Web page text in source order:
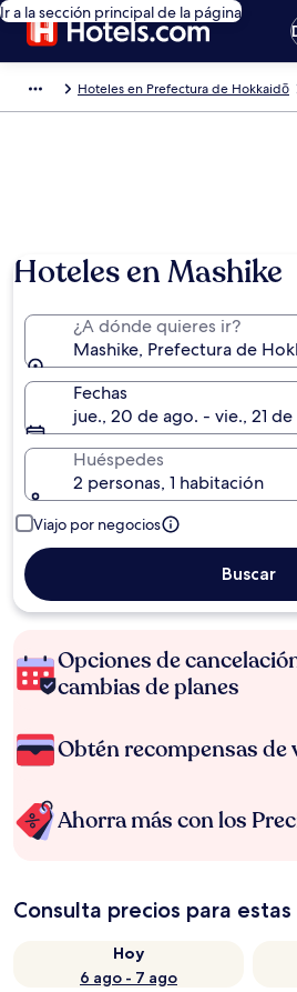
Ir a la sección principal de la página
Hoteles en Prefectura de Hokkaidō
Hoteles en Mashike
¿A dónde quieres ir?
Mashike, Prefectura de
Fechas
jue., 20 de ago. - vie., 21 de
Huéspedes
2 personas, 1 habitación
Viajo por negocios
Buscar
Opciones de
cambias de planes
Obtén recompensas de
Ahorra más con los
Consulta precios para
Hoy
6 ago - 7 ago